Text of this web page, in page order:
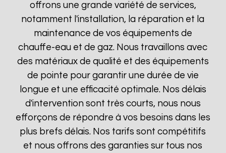
offrons une grande variété de services,
notamment l'installation, la réparation et la
maintenance de vos équipements de
chauffe-eau et de gaz. Nous travaillons avec
des matériaux de qualité et des équipements
de pointe pour garantir une durée de vie
longue et une efficacité optimale. Nos délais
d'intervention sont très courts, nous nous
efforçons de répondre à vos besoins dans les
plus brefs délais. Nos tarifs sont compétitifs
et nous offrons des garanties sur tous nos